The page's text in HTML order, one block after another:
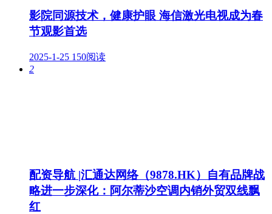
影院同源技术，健康护眼 海信激光电视成为春
节观影首选
2025-1-25 150阅读
2
配资导航 |汇通达网络（9878.HK）自有品牌战
略进一步深化：阿尔蒂沙空调内销外贸双线飘
红